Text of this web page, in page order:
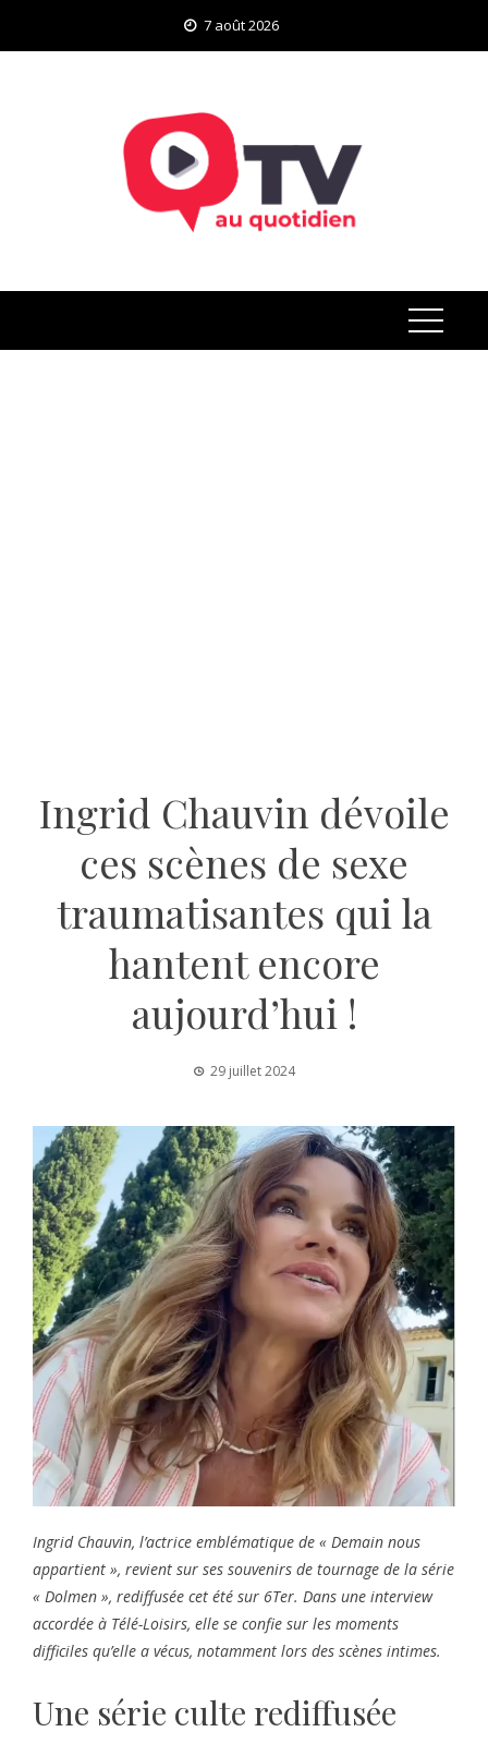
7 août 2026
Ingrid Chauvin dévoile
ces scènes de sexe
traumatisantes qui la
hantent encore
aujourd’hui !
29 juillet 2024
Ingrid Chauvin, l’actrice emblématique de « Demain nous
appartient », revient sur ses souvenirs de tournage de la série
« Dolmen », rediffusée cet été sur 6Ter. Dans une interview
accordée à Télé-Loisirs, elle se confie sur les moments
difficiles qu’elle a vécus, notamment lors des scènes intimes.
Une série culte rediffusée